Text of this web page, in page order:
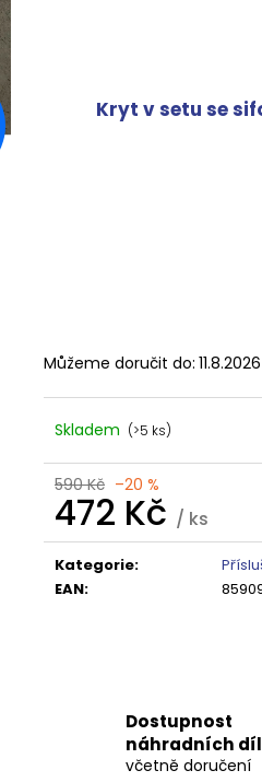
Kryt v setu se
Můžeme doručit do: 11.8.2026
Skladem (>5 ks)
590 Kč –20 %
472 Kč / ks
Měrná
cena:
Kategorie:
EAN:
Dostupnost
náhradních
včetně doručení